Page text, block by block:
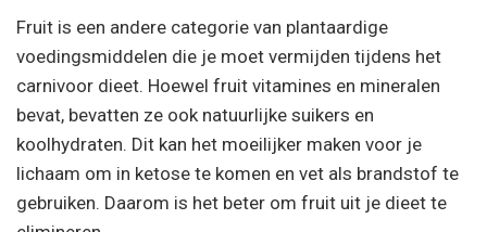
Fruit is een andere categorie van plantaardige
voedingsmiddelen die je moet vermijden tijdens het
carnivoor dieet. Hoewel fruit vitamines en mineralen
bevat, bevatten ze ook natuurlijke suikers en
koolhydraten. Dit kan het moeilijker maken voor je
lichaam om in ketose te komen en vet als brandstof te
gebruiken. Daarom is het beter om fruit uit je dieet te